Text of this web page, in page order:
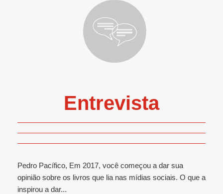
Entrevista
Pedro Pacífico, Em 2017, você começou a dar sua
opinião sobre os livros que lia nas mídias sociais. O que a
inspirou a dar...